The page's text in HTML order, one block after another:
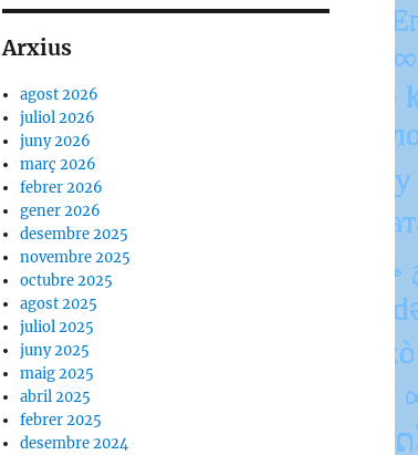
Arxius
agost 2026
juliol 2026
juny 2026
març 2026
febrer 2026
gener 2026
desembre 2025
novembre 2025
octubre 2025
agost 2025
juliol 2025
juny 2025
maig 2025
abril 2025
febrer 2025
desembre 2024